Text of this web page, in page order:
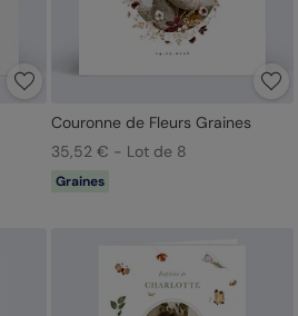
Couronne de Fleurs Graines
35,52 € - Lot de 8
Graines